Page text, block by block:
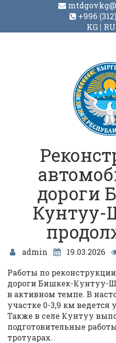
+996
KG
RU
дороги
Кунтуу-
admin 19.03.2026
Работы по
дороги Бишкек-Кунтуу-
в активном темпе. В
участке 0-3,9 км ведется
Также в селе Кунтуу
подготовительные
тротуарах.